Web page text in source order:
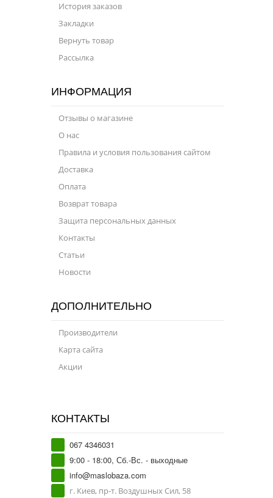
История заказов
Закладки
Вернуть товар
Рассылка
ИНФОРМАЦИЯ
Отзывы о магазине
О нас
Правила и условия пользования сайтом
Доставка
Оплата
Возврат товара
Защита персональных данных
Контакты
Статьи
Новости
ДОПОЛНИТЕЛЬНО
Производители
Карта сайта
Акции
КОНТАКТЫ
067 4346031
9:00 - 18:00, Сб.-Вс. - выходные
info@maslobaza.com
г. Киев, пр-т. Воздушных Сил, 58